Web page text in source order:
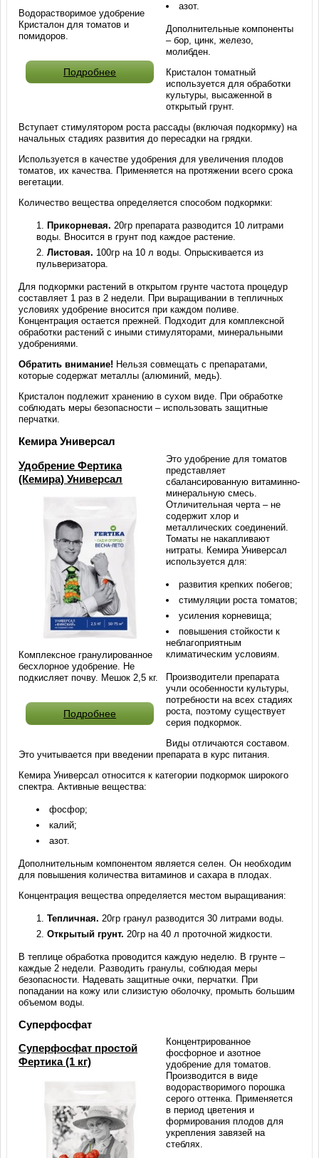
Водорастворимое удобрение
Кристалон для томатов и
помидоров.
Подробнее
азот.
Дополнительные компоненты
– бор, цинк, железо,
молибден.
Кристалон томатный
используется для обработки
культуры, высаженной в
открытый грунт.
Вступает стимулятором роста рассады (включая подкормку) на
начальных стадиях развития до пересадки на грядки.
Используется в качестве удобрения для увеличения плодов
томатов, их качества. Применяется на протяжении всего срока
вегетации.
Количество вещества определяется способом подкормки:
Прикорневая. 20гр препарата разводится 10 литрами
воды. Вносится в грунт под каждое растение.
Листовая. 100гр на 10 л воды. Опрыскивается из
пульверизатора.
Для подкормки растений в открытом грунте частота процедур
составляет 1 раз в 2 недели. При выращивании в тепличных
условиях удобрение вносится при каждом поливе.
Концентрация остается прежней. Подходит для комплексной
обработки растений с иными стимуляторами, минеральными
удобрениями.
Обратить внимание! Нельзя совмещать с препаратами,
которые содержат металлы (алюминий, медь).
Кристалон подлежит хранению в сухом виде. При обработке
соблюдать меры безопасности – использовать защитные
перчатки.
Кемира Универсал
Удобрение Фертика
(Кемира) Универсал
Комплексное гранулированное
бесхлорное удобрение. Не
подкисляет почву. Мешок 2,5 кг.
Подробнее
Это удобрение для томатов
представляет
сбалансированную витаминно-
минеральную смесь.
Отличительная черта – не
содержит хлор и
металлических соединений.
Томаты не накапливают
нитраты. Кемира Универсал
используется для:
развития крепких побегов;
стимуляции роста томатов;
усиления корневища;
повышения стойкости к
неблагоприятным
климатическим условиям.
Производители препарата
учли особенности культуры,
потребности на всех стадиях
роста, поэтому существует
серия подкормок.
Виды отличаются составом.
Это учитывается при введении препарата в курс питания.
Кемира Универсал относится к категории подкормок широкого
спектра. Активные вещества:
фосфор;
калий;
азот.
Дополнительным компонентом является селен. Он необходим
для повышения количества витаминов и сахара в плодах.
Концентрация вещества определяется местом выращивания:
Тепличная. 20гр гранул разводится 30 литрами воды.
Открытый грунт. 20гр на 40 л проточной жидкости.
В теплице обработка проводится каждую неделю. В грунте –
каждые 2 недели. Разводить гранулы, соблюдая меры
безопасности. Надевать защитные очки, перчатки. При
попадании на кожу или слизистую оболочку, промыть большим
объемом воды.
Суперфосфат
Суперфосфат простой
Фертика (1 кг)
Концентрированное
фосфорное и азотное
удобрение для томатов.
Производится в виде
водорастворимого порошка
серого оттенка. Применяется
в период цветения и
формирования плодов для
укрепления завязей на
стеблях.